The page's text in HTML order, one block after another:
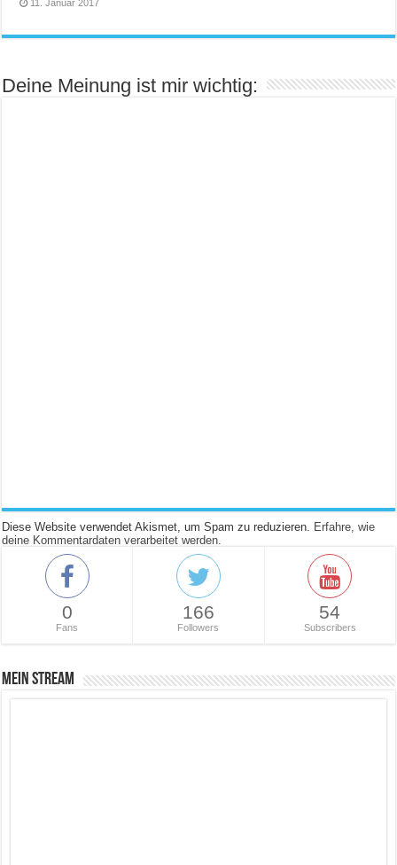
11. Januar 2017
Deine Meinung ist mir wichtig:
Diese Website verwendet Akismet, um Spam zu reduzieren. Erfahre, wie
deine Kommentardaten verarbeitet werden.
0
Fans
166
Followers
54
Subscribers
Mein Stream